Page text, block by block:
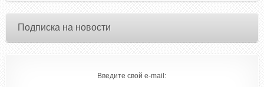
Подписка на новости
Введите свой e-mail: